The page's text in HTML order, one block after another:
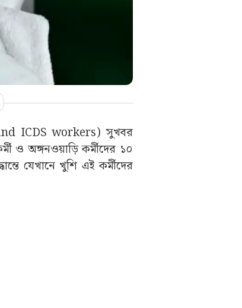
and ICDS workers) সুখবর
ও অঙ্গনওয়াড়ি কর্মীদের ১০
যেখানে খুশি এই কর্মীদের